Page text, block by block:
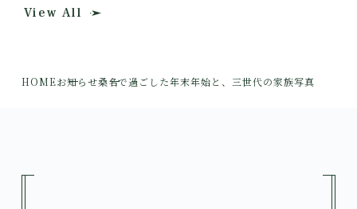
View All
HOMEお知らせ桑名で過ごした年末年始と、三世代の家族写真